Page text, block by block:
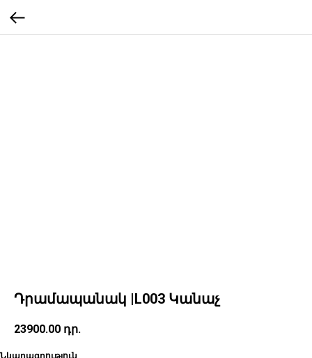
Դրամապանակ |L003 Կանաչ
23900.00 դր.